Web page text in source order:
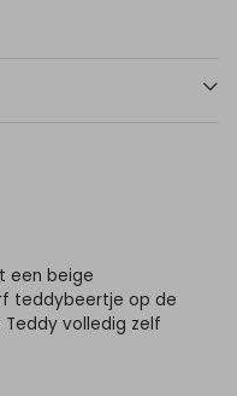
een beige
teddybeertje op de
volledig zelf